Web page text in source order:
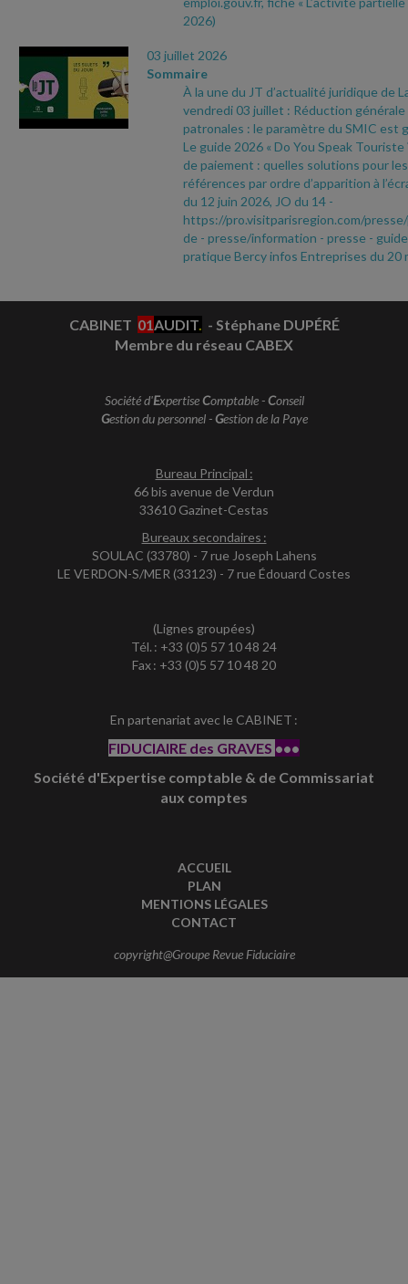
2026)
03 juillet 2026
Sommaire
À la une du JT d’actualité juridique de
vendredi 03 juillet : Réduction
patronales : le paramètre du SMIC est
Le guide 2026 « Do You Speak
de paiement : quelles solutions pour
références par ordre d’apparition à
du 12 juin 2026, JO du 14 -
https://pro.visitparisregion.com/
de - presse/information - presse - guide
pratique Bercy infos Entreprises du 20
CABINET 01 AUDIT. - Stéphane DUPÉRÉ
Membre du réseau CABEX
Société d'ExpertiseComptable -Conseil
Gestion du personnel -Gestion de la Paye
Bureau Principal :
66 bis avenue de Verdun
33610 Gazinet-Cestas
Bureaux secondaires :
SOULAC (33780) - 7 rue Joseph Lahens
LE VERDON-S/MER (33123) - 7 rue Édouard Costes
(Lignes groupées)
Tél. : +33 (0)5 57 10 48 24
Fax : +33 (0)5 57 10 48 20
En partenariat avec le CABINET :
FIDUCIAIRE des GRAVES •••
Société d'Expertise comptable & de Commissariat
aux comptes
ACCUEIL
PLAN
MENTIONS LÉGALES
CONTACT
copyright@Groupe Revue Fiduciaire